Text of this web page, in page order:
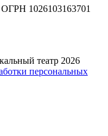
1026103163701
театр 2026
персональных